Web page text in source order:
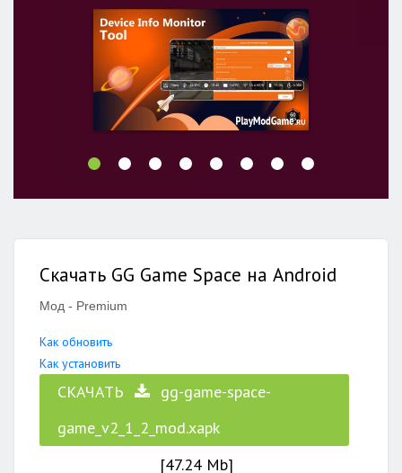
Скачать GG Game Space на Android
Мод - Premium
Как обновить
Как установить
СКАЧАТЬ
gg-game-space-
game_v2_1_2_mod.xapk
[47.24 Mb]